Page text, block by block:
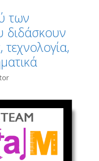
των
διδάσκουν
τεχνολογία,